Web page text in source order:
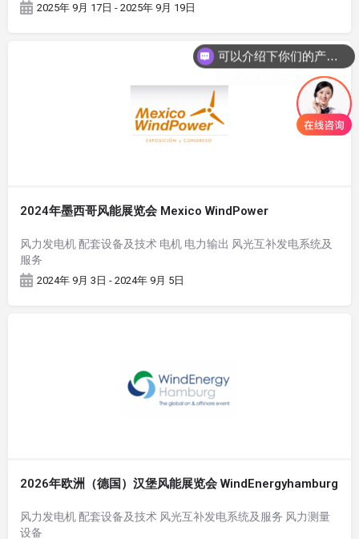
2025年 9月 17日 - 2025年 9月 19日
2024年墨西哥风能展览会 Mexico WindPower
风力发电机 配套设备及技术 电机 电力输出 风光互补发电系统及
服务
2024年 9月 3日 - 2024年 9月 5日
2026年欧洲（德国）汉堡风能展览会 WindEnergyhamburg
风力发电机 配套设备及技术 风光互补发电系统及服务 风力测量
设备
你们是怎么收费的呢